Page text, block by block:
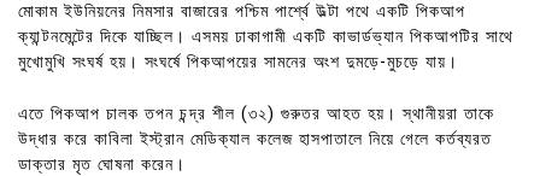
মোকাম ইউনিয়নের নিমসার বাজারের পশ্চিম পার্শ্বে উল্টা পথে একটি পিকআপ
ক্যান্টনমেন্টের দিকে যাচ্ছিল। এসময় ঢাকাগামী একটি কাভার্ডভ্যান পিকআপটির সাথে
মুখোমুখি সংঘর্ষ হয়। সংঘর্ষে পিকআপয়ের সামনের অংশ দুমড়ে-মুচড়ে যায়।
এতে পিকআপ চালক তপন চন্দ্র শীল (৩২) গুরুতর আহত হয়। স্থানীয়রা তাকে
উদ্ধার করে কাবিলা ইস্ট্রান মেডিক্যাল কলেজ হাসপাতালে নিয়ে গেলে কর্তব্যরত
ডাক্তার মৃত ঘোষনা করেন।